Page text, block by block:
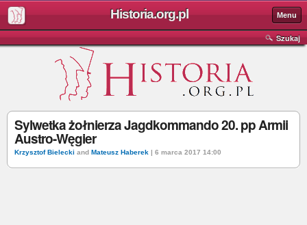
Historia.org.pl Menu
Szukaj
Sylwetka żołnierza Jagdkommando 20. pp Armii
Austro-Węgier
Krzysztof Bielecki and Mateusz Haberek | 6 marca 2017 14:00